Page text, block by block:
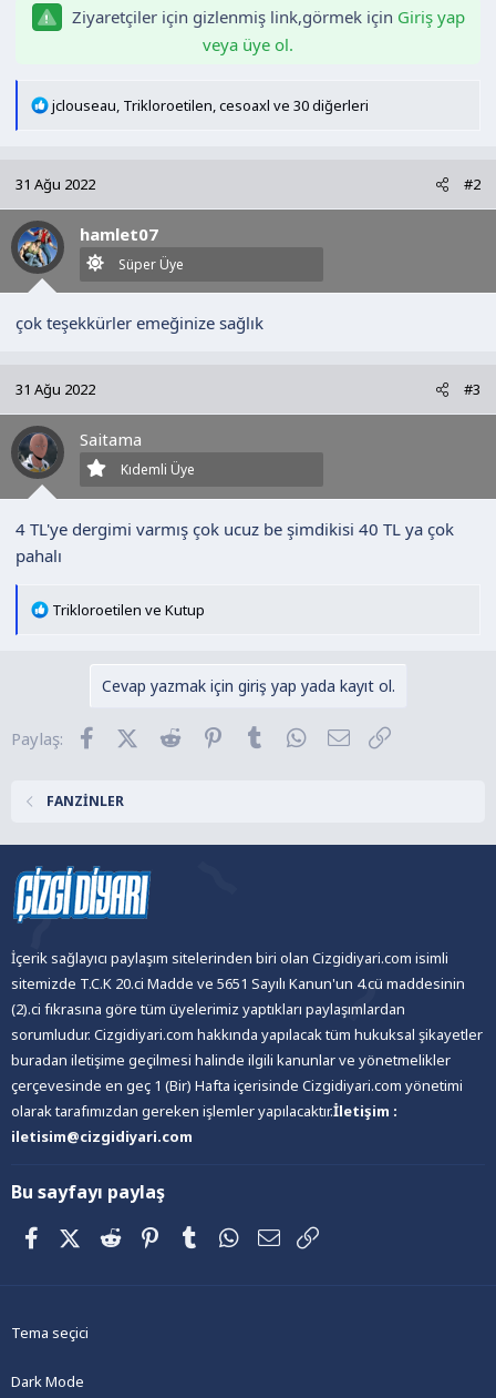
Ziyaretçiler için gizlenmiş link,görmek için Giriş yap
veya üye ol.
T
i
l
e
r
jclouseau Trikloroetilen cesoaxl ve 30 diğerleri
31 Ağu 2022 #2
hamlet07
Süper Üye
çok teşekkürler emeğinize sağlık
31 Ağu 2022 #3
Saitama
Kıdemli Üye
4 TL'ye dergimi varmış çok ucuz be şimdikisi 40 TL ya çok
pahalı
T
e
Trikloroetilen ve Kutup
Cevap yazmak için giriş yap yada kayıt ol.
Paylaş: FacebookX (Twitter)
Reddit Pinterest
Tumblr WhatsApp
E-posta
FANZİNLER
İçerik sağlayıcı paylaşım sitelerinden biri olan Cizgidiyari.com isimli
sitemizde T.C.K 20.ci Madde ve 5651 Sayılı Kanun'un 4.cü maddesinin
(2).ci fıkrasına göre tüm üyelerimiz yaptıkları paylaşımlardan
sorumludur. Cizgidiyari.com hakkında yapılacak tüm hukuksal şikayetler
buradan iletişime geçilmesi halinde ilgili kanunlar ve yönetmelikler
çerçevesinde en geç 1 (Bir) Hafta içerisinde Cizgidiyari.com yönetimi
olarak tarafımızdan gereken işlemler yapılacaktır.İletişim :
iletisim@cizgidiyari.com
Bu sayfayı paylaş
FacebookX (Twitter)
Reddit PinterestTumblrWhatsApp
E-posta
Tema seçici
Dark Mode